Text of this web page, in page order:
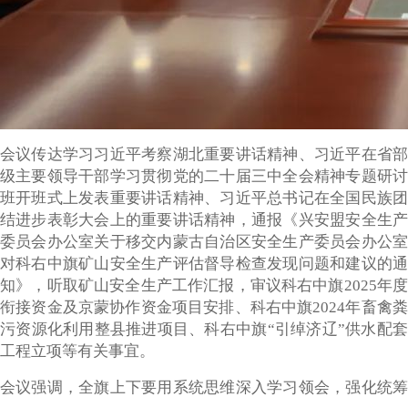
会议传达学习习近平考察湖北重要讲话精神、习近平在省部
级主要领导干部学习贯彻党的二十届三中全会精神专题研讨
班开班式上发表重要讲话精神、习近平总书记在全国民族团
结进步表彰大会上的重要讲话精神，通报《兴安盟安全生产
委员会办公室关于移交内蒙古自治区安全生产委员会办公室
对科右中旗矿山安全生产评估督导检查发现问题和建议的通
知》，听取矿山安全生产工作汇报，审议科右中旗2025年度
衔接资金及京蒙协作资金项目安排、科右中旗2024年畜禽粪
污资源化利用整县推进项目、科右中旗“引绰济辽”供水配套
工程立项等有关事宜。
会议强调，全旗上下要用系统思维深入学习领会，强化统筹